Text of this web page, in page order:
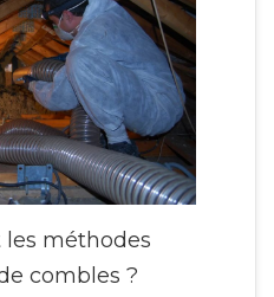
les méthodes
combles ?